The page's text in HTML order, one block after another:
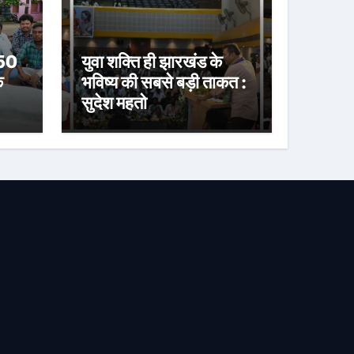
युवा शक्ति ही झारखंड के
भविष्य की सबसे बड़ी ताकत :
सुदेश महतो